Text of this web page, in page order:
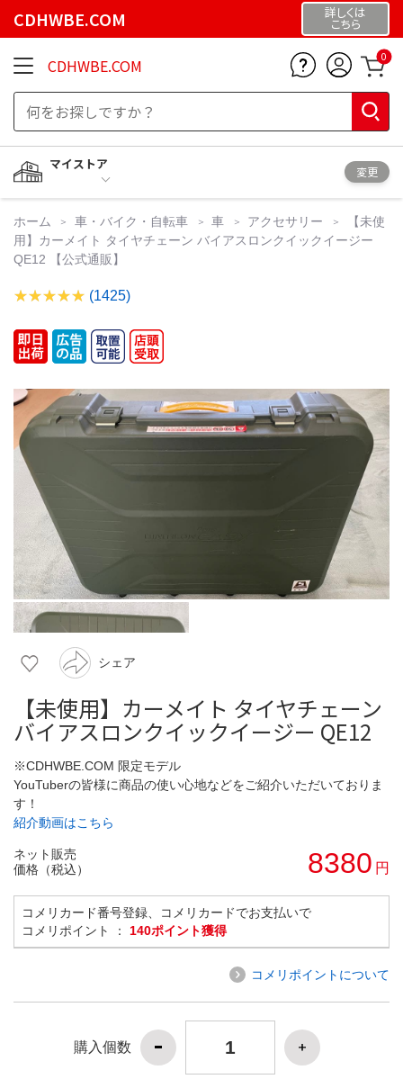
CDHWBE.COM 詳しくは
こちら
CDHWBE.COM 0
マイストア
変更
ホーム 車・バイク・自転車 車 アクセサリー
【未使
用】カーメイト タイヤチェーン バイアスロンクイックイージー
QE12 【公式通販】
(1425)
シェア
【未使用】カーメイト タイヤチェーン
バイアスロンクイックイージー QE12
※CDHWBE.COM 限定モデル
YouTuberの皆様に商品の使い心地などをご紹介いただいておりま
す！
紹介動画はこちら
ネット販売
価格（税込）
8380 円
コメリカード番号登録、コメリカードでお支払いで
コメリポイント ： 140ポイント獲得
コメリポイントについて
購入個数